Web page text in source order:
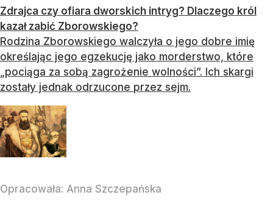
Zdrajca czy ofiara dworskich intryg? Dlaczego król
kazał zabić Zborowskiego?
Rodzina Zborowskiego walczyła o jego dobre imię
określając jego egzekucję jako morderstwo, które
„pociąga za sobą zagrożenie wolności”. Ich skargi
zostały jednak odrzucone przez sejm.
Opracowała: Anna Szczepańska